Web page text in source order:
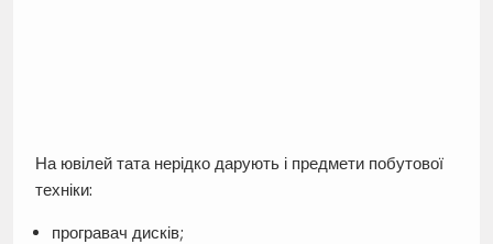
На ювілей тата нерідко дарують і предмети побутової
техніки:
програвач дисків;